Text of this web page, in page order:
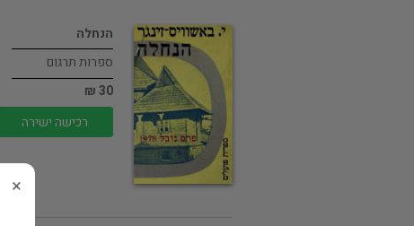
הנחלה
ספרות תרגום
30 ₪
רכישה ישירה
×